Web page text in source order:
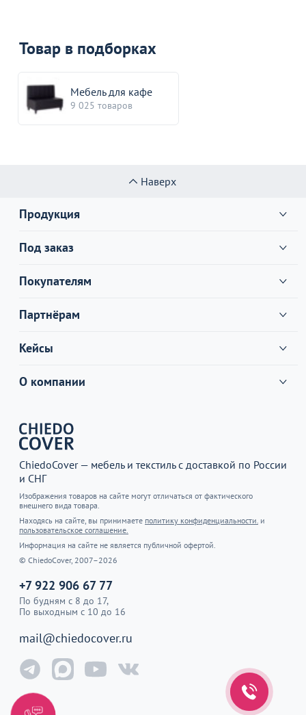
Товар в подборках
Мебель для кафе
9 025 товаров
Наверх
Продукция
Под заказ
Покупателям
Партнёрам
Кейсы
О компании
ChiedoCover — мебель и текстиль с доставкой по России
и СНГ
Изображения товаров на сайте могут отличаться от фактического
внешнего вида товара.
Находясь на сайте, вы принимаете политику конфиденциальности. и
пользовательское соглашение.
Информация на сайте не является публичной офертой.
© ChiedoCover, 2007–2026
+7 922 906 67 77
По будням с 8 до 17,
По выходным с 10 до 16
mail@chiedocover.ru